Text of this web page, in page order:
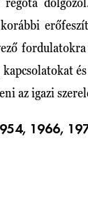
az igazi
1966,